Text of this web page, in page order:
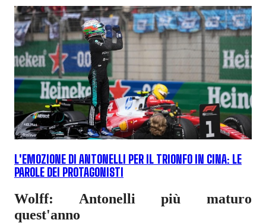
L'EMOZIONE DI ANTONELLI PER IL TRIONFO IN CINA: LE
PAROLE DEI PROTAGONISTI
Wolff: Antonelli più maturo
quest'anno